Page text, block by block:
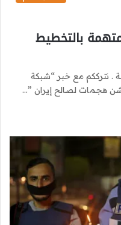
بالتخطيط
العالمية . نترككم مع خبر “شبكة
هجمات لصالح إيران ”…